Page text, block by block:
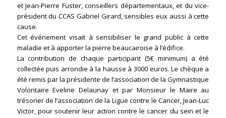
et Jean-Pierre Fuster, conseillers départementaux, et du vice-
président du CCAS Gabriel Girard, sensibles eux aussi à cette
cause.
Cet événement visait à sensibiliser le grand public à cette
maladie et à apporter la pierre beaucairoise à l’édifice.
La contribution de chaque participant (5€ minimum) a été
collectée puis arrondie à la hausse à 3000 euros. Le chèque a
été remis par la présidente de l’association de la Gymnastique
Volontaire Eveline Delaunay et par Monsieur le Maire au
trésorier de l’association de la Ligue contre le Cancer, Jean-Luc
Victor, pour soutenir leur action contre le cancer du sein et le